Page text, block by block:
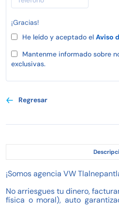
¡Gracias!
He leído y aceptado el Aviso
Mantenme informado sobre
exclusivas.
Regresar
¡Somos agencia VW
No arriesgues tu dinero,
física o moral), auto